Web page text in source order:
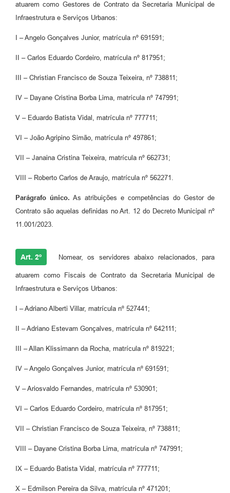
atuarem como Gestores de Contrato da Secretaria Municipal de
Infraestrutura e Serviços Urbanos:
I – Angelo Gonçalves Junior, matrícula nº 691591;
II – Carlos Eduardo Cordeiro, matrícula nº 817951;
III – Christian Francisco de Souza Teixeira, nº 738811;
IV – Dayane Cristina Borba Lima, matrícula nº 747991;
V – Eduardo Batista Vidal, matrícula nº 777711;
VI – João Agripino Simão, matrícula nº 497861;
VII – Janaina Cristina Teixeira, matrícula nº 662731;
VIII – Roberto Carlos de Araujo, matrícula nº 562271.
Parágrafo único. As atribuições e competências do Gestor de
Contrato são aquelas definidas no Art. 12 do Decreto Municipal nº
11.001/2023.
Art. 2º Nomear, os servidores abaixo relacionados, para
atuarem como Fiscais de Contrato da Secretaria Municipal de
Infraestrutura e Serviços Urbanos:
I – Adriano Alberti Villar, matrícula nº 527441;
II – Adriano Estevam Gonçalves, matrícula nº 642111;
III – Allan Klissimann da Rocha, matrícula nº 819221;
IV – Angelo Gonçalves Junior, matrícula nº 691591;
V – Ariosvaldo Fernandes, matrícula nº 530901;
VI – Carlos Eduardo Cordeiro, matrícula nº 817951;
VII – Christian Francisco de Souza Teixeira, nº 738811;
VIII – Dayane Cristina Borba Lima, matrícula nº 747991;
IX – Eduardo Batista Vidal, matrícula nº 777711;
X – Edmilson Pereira da Silva, matrícula nº 471201;